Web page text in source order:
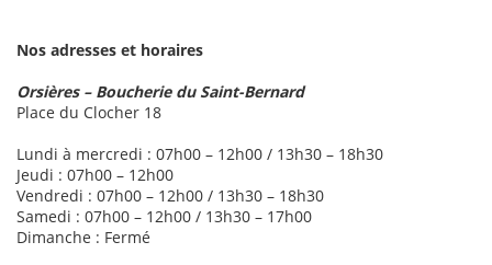
Nos adresses et horaires
Orsières – Boucherie du Saint-Bernard
Place du Clocher 18
Lundi à mercredi : 07h00 – 12h00 / 13h30 – 18h30
Jeudi : 07h00 – 12h00
Vendredi : 07h00 – 12h00 / 13h30 – 18h30
Samedi : 07h00 – 12h00 / 13h30 – 17h00
Dimanche : Fermé